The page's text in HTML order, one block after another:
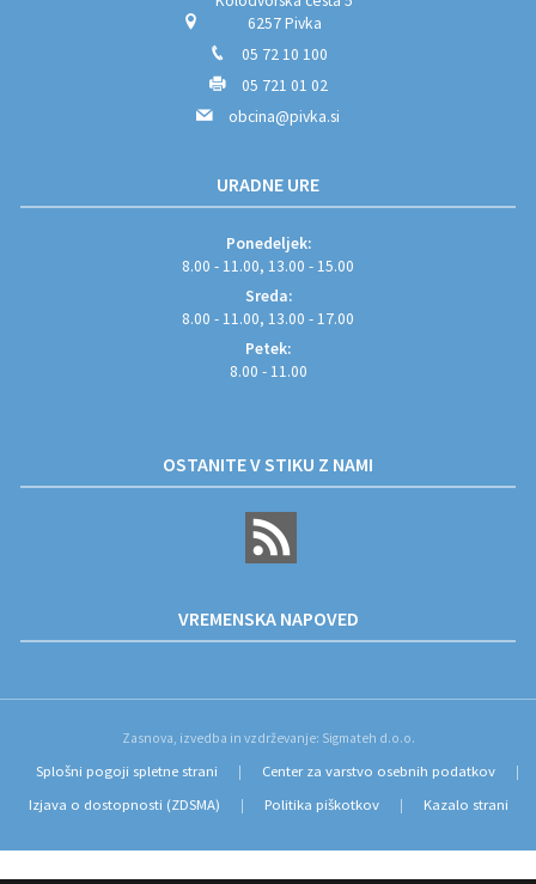
6257 Pivka
05 72 10 100
05 721 01 02
obcina@pivka.si
URADNE URE
Ponedeljek:
8.00 - 11.00, 13.00 - 15.00
Sreda:
8.00 - 11.00, 13.00 - 17.00
Petek:
8.00 - 11.00
OSTANITE V STIKU Z NAMI
VREMENSKA NAPOVED
Zasnova, izvedba in vzdrževanje: Sigmateh d.o.o.
Splošni pogoji spletne strani | Center za varstvo osebnih podatkov |
Izjava o dostopnosti (ZDSMA) | Politika piškotkov | Kazalo strani